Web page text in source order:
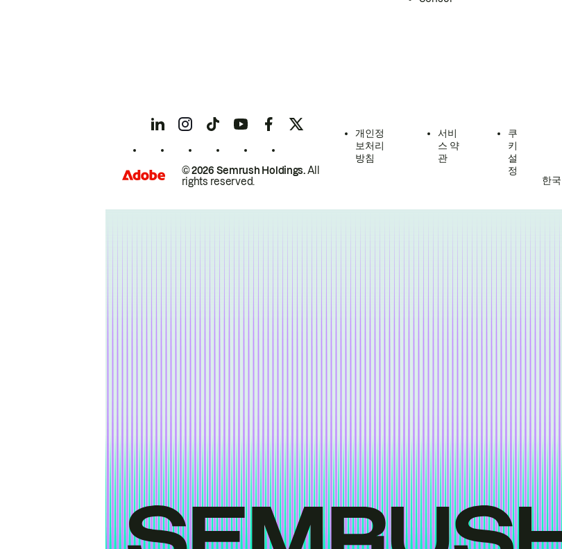
© 2026 Semrush Holdings.All
rights reserved.
개인정
보처리
방침
서비
스 약
관
쿠
키
설
정
한